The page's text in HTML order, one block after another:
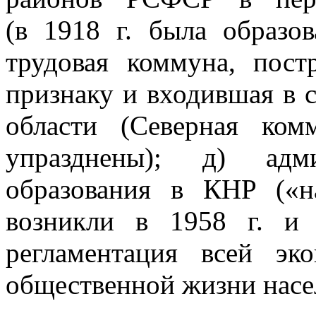
(в 1918 г. была
трудовая коммуна,
признаку и входившая в
области (Северная
упразднены); д)
образования в КНР
возникли в 1958 г. и
регламентация всей
общественной жизни